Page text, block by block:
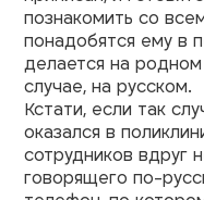
познакомить со
понадобятся ему в
делается на
случае, на русском.
Кстати, если так
оказался в
сотрудников вдруг
говорящего по-